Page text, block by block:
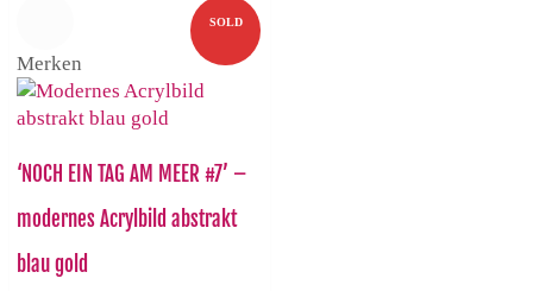
SOLD
Merken
‘NOCH EIN TAG AM MEER #7’ –
modernes Acrylbild abstrakt
blau gold